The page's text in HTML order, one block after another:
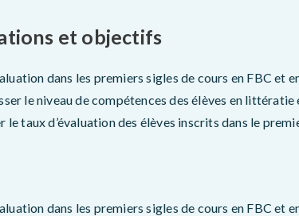
et objectifs
dans les premiers sigles de cours en FBC et
le niveau de compétences des élèves en littératie
le taux d’évaluation des élèves inscrits dans le
dans les premiers sigles de cours en FBC et